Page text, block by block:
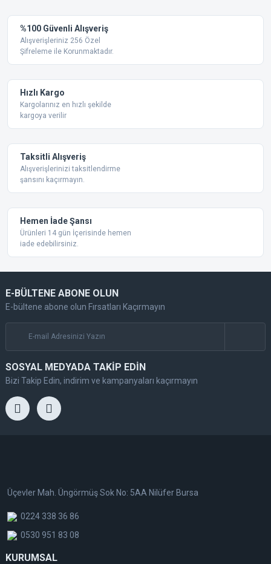
%100 Güvenli Alışveriş
Alışverişleriniz 256 Özel
Şifreleme ile Korunmaktadır.
Hızlı Kargo
Kargolarınız en hızlı şekilde
kargoya verilir
Taksitli Alışveriş
Alışverişlerinizi taksitlendirme
şansını kaçırmayın.
Hemen İade Şansı
Ürünleri 14 gün İçerisinde hemen
iade edebilirsiniz.
E-BÜLTENE ABONE OLUN
E-bültene abone olun Fırsatları Kaçırmayın
SOSYAL MEDYADA TAKİP EDİN
Bizi Takip Edin, indirim ve kampanyaları kaçırmayın
Üçevler Mah. Üngörmüş Sok No: 5AA Nilüfer Bursa
0224 338 36 86
0530 951 83 08
KURUMSAL